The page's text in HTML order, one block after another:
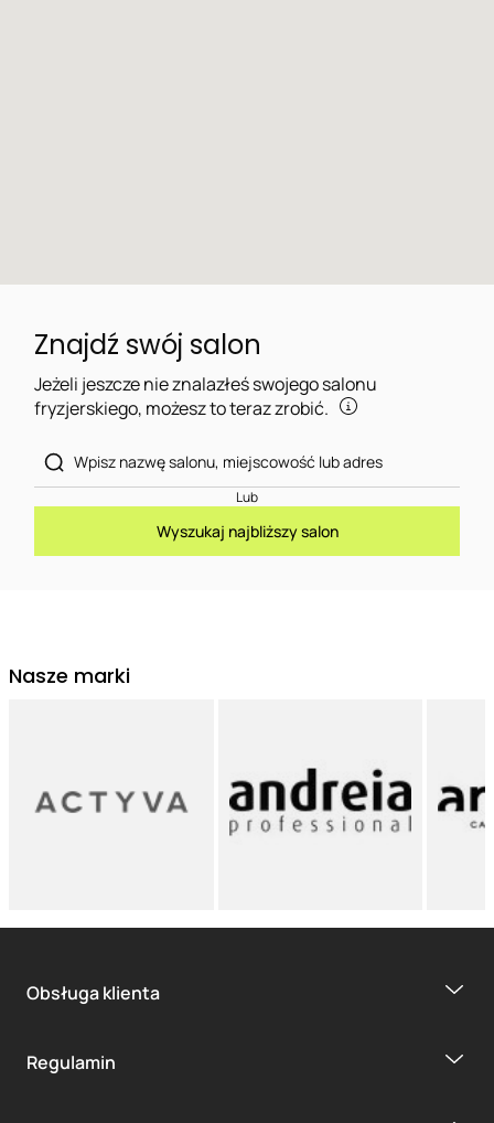
Znajdź swój salon
Jeżeli jeszcze nie znalazłeś swojego salonu
fryzjerskiego, możesz to teraz zrobić.
Lub
Wyszukaj najbliższy salon
Nasze marki
Obsługa klienta
Regulamin